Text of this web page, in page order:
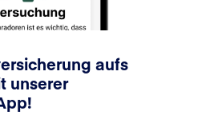
aufs
unserer